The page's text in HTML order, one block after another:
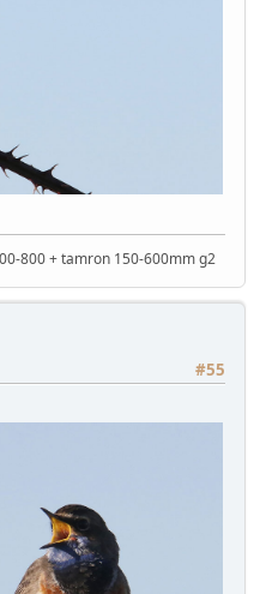
800 + tamron 150-600mm g2
#55